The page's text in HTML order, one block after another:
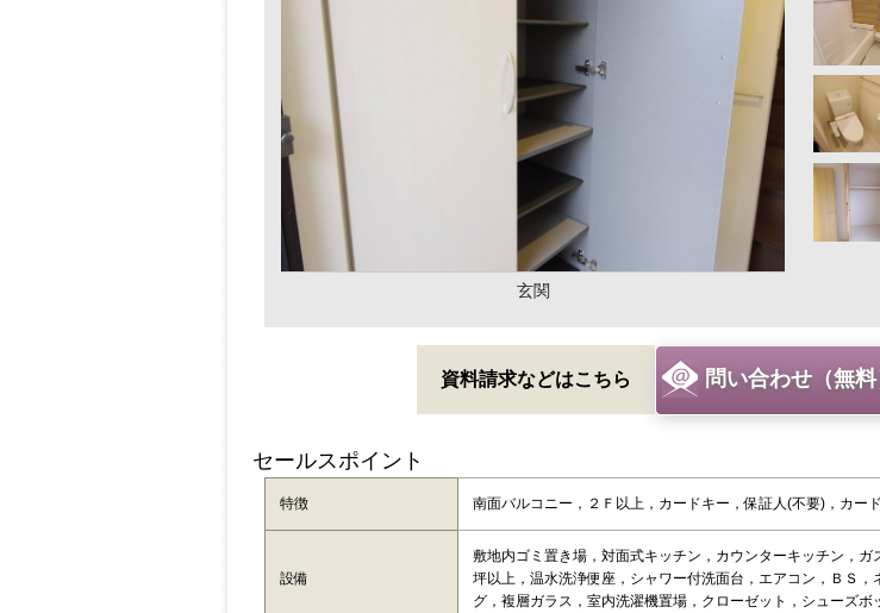
玄関
資料請求などはこちら 問い合わせ（無料
セールスポイント
特徴 南面バルコニー，２Ｆ以上，カードキー，保証人(不要)，カー
設備
敷地内ゴミ置き場，対面式キッチン，カウンターキッチン，
坪以上，温水洗浄便座，シャワー付洗面台，エアコン，ＢＳ
グ，複層ガラス，室内洗濯機置場，クローゼット，シューズ